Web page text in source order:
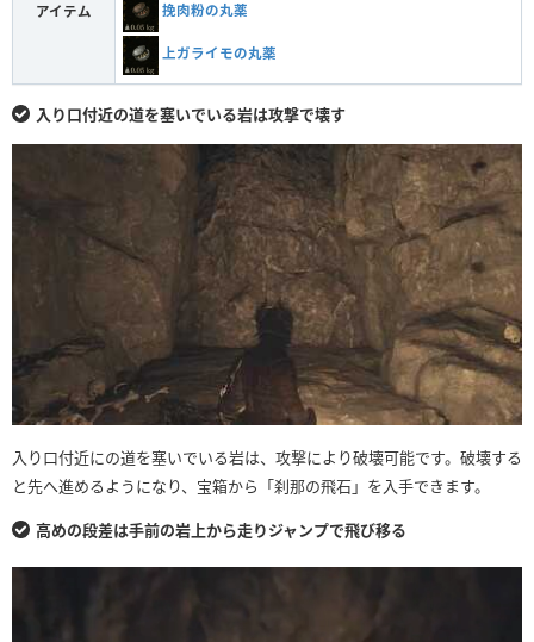
アイテム 挽肉粉の丸薬
上ガライモの丸薬
入り口付近の道を塞いでいる岩は攻撃で壊す
入り口付近にの道を塞いでいる岩は、攻撃により破壊可能です。破壊する
と先へ進めるようになり、宝箱から「刹那の飛石」を入手できます。
高めの段差は手前の岩上から走りジャンプで飛び移る